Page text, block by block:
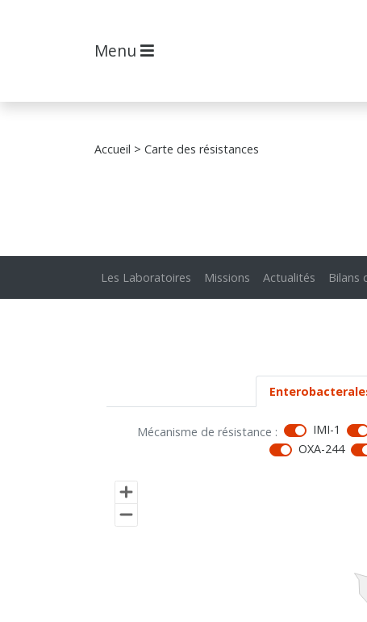
Menu
Accueil > Carte des résistances
Les Laboratoires Missions Actualités Bilans
Mécanisme de résistance : IMI-1
OXA-244